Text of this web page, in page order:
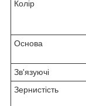
Колір
Основа
Зв'язуючі
Зернистість